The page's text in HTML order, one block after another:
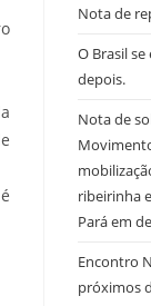
Nota de
O Brasil
depois.
Nota de
ribeirinha
Pará em
Encontro
próximos